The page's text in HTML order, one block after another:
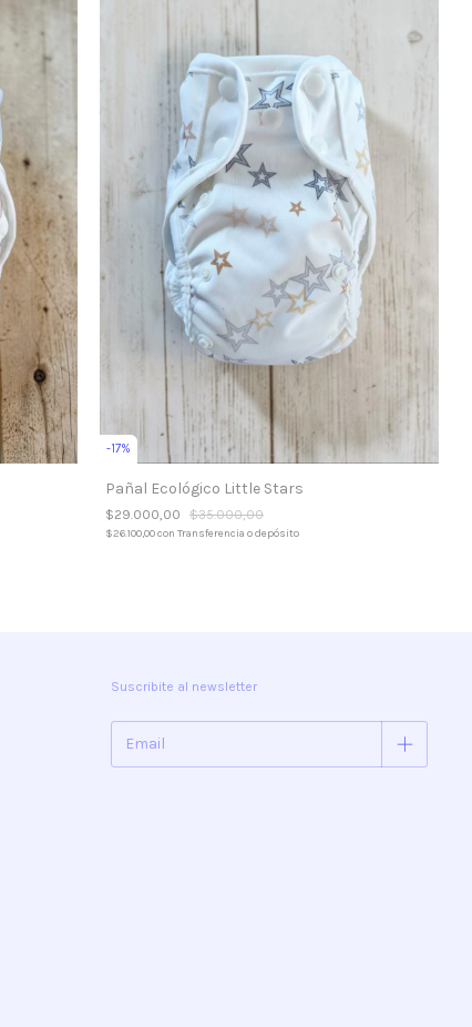
-17%
Pañal Ecológico Little Stars
$29.000,00 $35.000,00
$26.100,00con Transferencia o depósito
Suscribite al newsletter